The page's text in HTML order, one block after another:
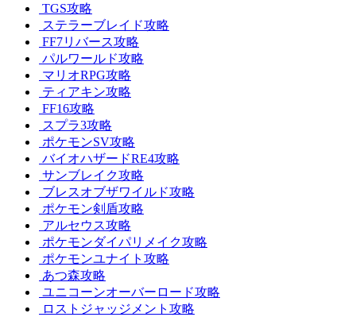
TGS攻略
ステラーブレイド攻略
FF7リバース攻略
パルワールド攻略
マリオRPG攻略
ティアキン攻略
FF16攻略
スプラ3攻略
ポケモンSV攻略
バイオハザードRE4攻略
サンブレイク攻略
ブレスオブザワイルド攻略
ポケモン剣盾攻略
アルセウス攻略
ポケモンダイパリメイク攻略
ポケモンユナイト攻略
あつ森攻略
ユニコーンオーバーロード攻略
ロストジャッジメント攻略